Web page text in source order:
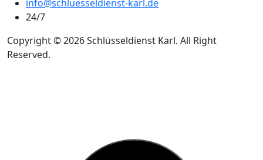
info@schluesseldienst-karl.de
24/7
Copyright © 2026 Schlüsseldienst Karl. All Right
Reserved.